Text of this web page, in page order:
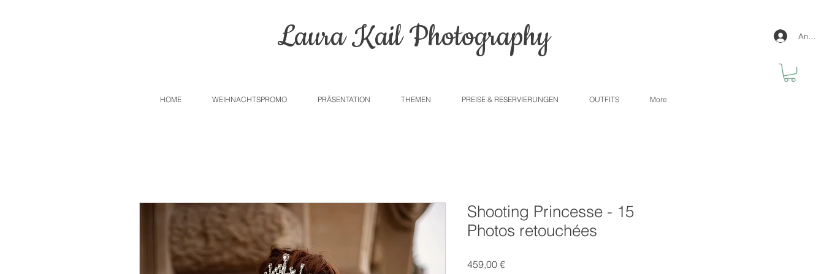
Laura Kail Photography
HOME WEIHNACHTSPROMO PRÄSENTATION THEMEN PREISE & RESERVIERUNGEN OUTFITS More
Shooting Princesse - 15
Photos retouchées
459,00 €Preis